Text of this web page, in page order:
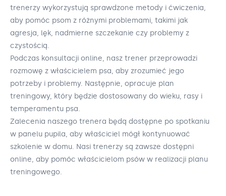
trenerzy wykorzystują sprawdzone metody i ćwiczenia,
aby pomóc psom z różnymi problemami, takimi jak
agresja, lęk, nadmierne szczekanie czy problemy z
czystością.
Podczas konsultacji online, nasz trener przeprowadzi
rozmowę z właścicielem psa, aby zrozumieć jego
potrzeby i problemy. Następnie, opracuje plan
treningowy, który będzie dostosowany do wieku, rasy i
temperamentu psa.
Zalecenia naszego trenera będą dostępne po spotkaniu
w panelu pupila, aby właściciel mógł kontynuować
szkolenie w domu. Nasi trenerzy są zawsze dostępni
online, aby pomóc właścicielom psów w realizacji planu
treningowego.